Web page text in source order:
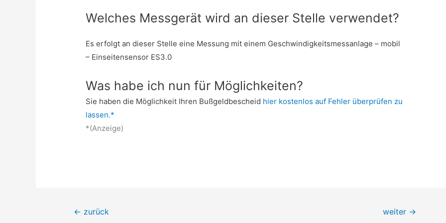
Welches Messgerät wird an dieser Stelle verwendet?
Es erfolgt an dieser Stelle eine Messung mit einem Geschwindigkeitsmessanlage – mobil
– Einseitensensor ES3.0
Was habe ich nun für Möglichkeiten?
Sie haben die Möglichkeit Ihren Bußgeldbescheid hier kostenlos auf Fehler überprüfen zu
lassen.*
*(Anzeige)
Beitrags-
← zurück weiter →